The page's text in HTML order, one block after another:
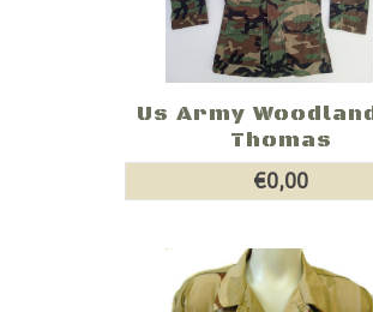
Us Army
Thomas
€0,00